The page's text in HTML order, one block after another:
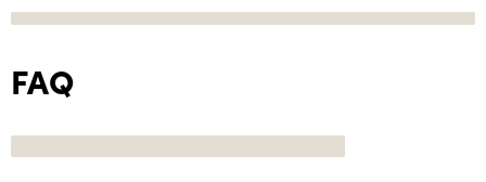
FAQ